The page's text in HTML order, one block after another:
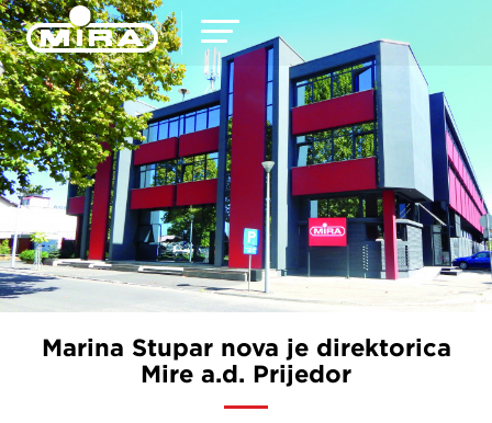
Marina Stupar nova je direktorica
Mire a.d. Prijedor